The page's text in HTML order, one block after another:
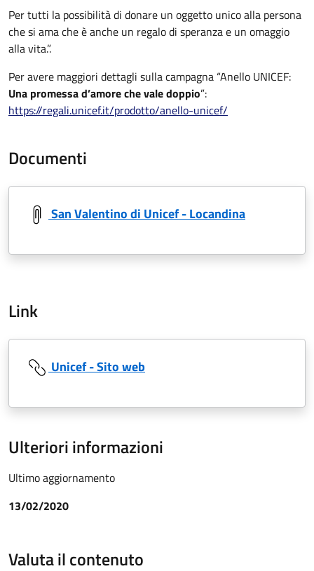
Per tutti la possibilità di donare un oggetto unico alla persona
che si ama che è anche un regalo di speranza e un omaggio
alla vita.”.
Per avere maggiori dettagli sulla campagna “Anello UNICEF:
Una promessa d’amore che vale doppio”:
https://regali.unicef.it/prodotto/anello-unicef/
Documenti
San Valentino di Unicef - Locandina
Link
Unicef - Sito web
Ulteriori informazioni
Ultimo aggiornamento
13/02/2020
Valuta il contenuto